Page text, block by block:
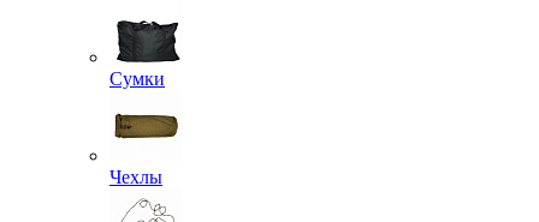
Сумки
Чехлы